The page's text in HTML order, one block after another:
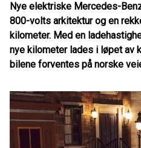
Nye elektriske Mercedes-
800-volts arkitektur og en
kilometer. Med en
nye kilometer lades i løpet av
bilene forventes på norske